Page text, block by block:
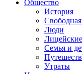
Общество
История
Люди
Семья и
Утраты